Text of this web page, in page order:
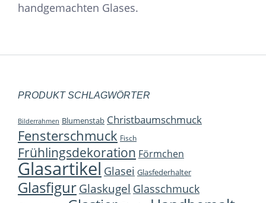
handgemachten Glases.
PRODUKT SCHLAGWÖRTER
Bilderrahmen Blumenstab Christbaumschmuck
Fensterschmuck Fisch
Frühlingsdekoration Förmchen
Glasartikel Glasei Glasfederhalter
Glasfigur Glaskugel Glasschmuck